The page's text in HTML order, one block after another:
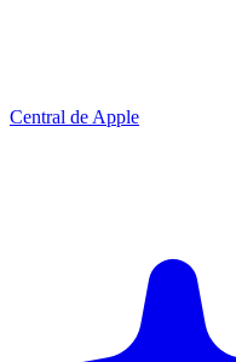
Central de Apple